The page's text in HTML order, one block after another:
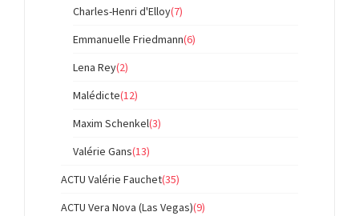
Charles-Henri d'Elloy(7)
Emmanuelle Friedmann(6)
Lena Rey(2)
Malédicte(12)
Maxim Schenkel(3)
Valérie Gans(13)
ACTU Valérie Fauchet(35)
ACTU Vera Nova (Las Vegas)(9)